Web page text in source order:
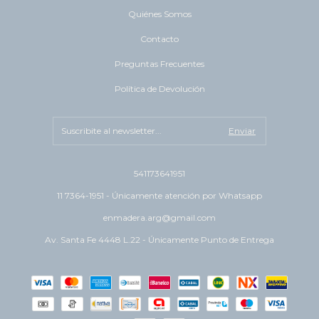
Quiénes Somos
Contacto
Preguntas Frecuentes
Política de Devolución
541173641951
11 7364-1951 - Únicamente atención por Whatsapp
enmadera.arg@gmail.com
Av. Santa Fe 4448 L.22 - Únicamente Punto de Entrega